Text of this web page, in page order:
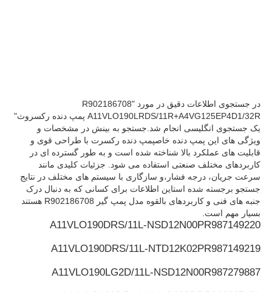
درخواست قیمت
پمپ هیدرولیک رکسروث
پمپ هیدرولیک پارکر
شیر هیدرولیک Rexroth
در جستجوی اطلاعات دقیق در مورد "R902186708
A11VLO190LRDS/11R+A4VG125EP4D1/32R پمپ دنده رکسروث"
یک جستجوی انگلیسی انجام شد.جستجو به بینش در مشخصات و
ویژگی های این پمپ دنده خاصپمپ دنده رکسرت با طراحی قوی و
قابلیت های عملکرد بالا شناخته شده است و به طور گسترده ای در
کاربردهای مختلف صنعتی استفاده می شود. جزئیات کلیدی مانند
سرعت جریان، درجه فشار،و سازگاری با سیستم های مختلف در نتایج
جستجو برجسته شده استاین اطلاعات برای کسانی که به دنبال درک
جنبه های فنی و کاربردهای بالقوه مدل پمپ گیر R902186708 هستند
بسیار مهم است.
R987149220
A11VLO190DRS/11L-NSD12N00P
R987149219
A11VLO190DRS/11L-NTD12K02P
R987279887
A11VLO190LG2D/11L-NSD12N00